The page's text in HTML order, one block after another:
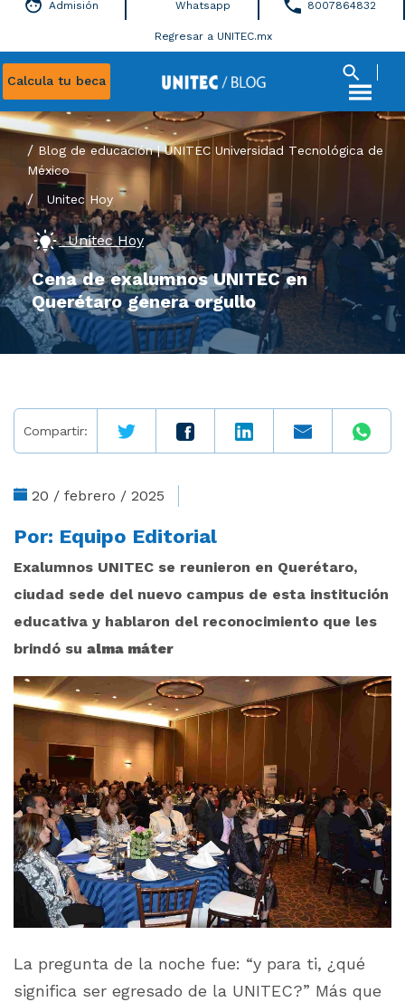
Calcula tu beca
Admisión Whatsapp 8007864832
Regresar a UNITEC.mx
Blog de educación | UNITEC Universidad Tecnológica de
México
/ Unitec Hoy
Unitec Hoy
Cena de exalumnos UNITEC en
Querétaro genera orgullo
Compartir:
20 / febrero / 2025
Por: Equipo Editorial
Exalumnos UNITEC se reunieron en Querétaro,
ciudad sede del nuevo campus de esta institución
educativa y hablaron del reconocimiento que les
brindó su alma máter
La pregunta de la noche fue: “y para ti, ¿qué
significa ser egresado de la UNITEC?” Más que